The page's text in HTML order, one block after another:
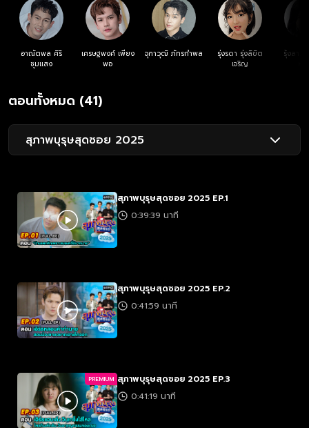
อาณัตพล ศิริ
ชุมแสง
เศรษฐพงศ์ เพียง
พอ
จุฑาวุฒิ ภัทรกำพล
รุ่งรดา รุ่งลิขิต
เจริญ
รุ้งลาวั
ตอนทั้งหมด (41)
สุภาพบุรุษสุดซอย 2025
สุภาพบุรุษสุดซอย 2025 EP.1
0:39:39 นาที
สุภาพบุรุษสุดซอย 2025 EP.2
0:41:59 นาที
PREMIUM สุภาพบุรุษสุดซอย 2025 EP.3
0:41:19 นาที